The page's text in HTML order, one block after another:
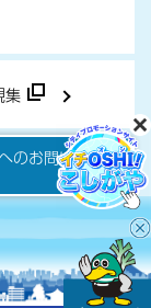
集
のお問い合わせ